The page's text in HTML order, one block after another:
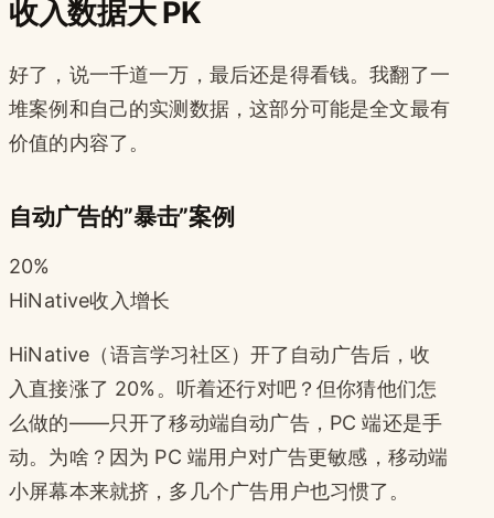
收入数据大 PK
好了，说一千道一万，最后还是得看钱。我翻了一
堆案例和自己的实测数据，这部分可能是全文最有
价值的内容了。
自动广告的”暴击”案例
20%
HiNative收入增长
HiNative（语言学习社区）开了自动广告后，收
入直接涨了 20%。听着还行对吧？但你猜他们怎
么做的——只开了移动端自动广告，PC 端还是手
动。为啥？因为 PC 端用户对广告更敏感，移动端
小屏幕本来就挤，多几个广告用户也习惯了。